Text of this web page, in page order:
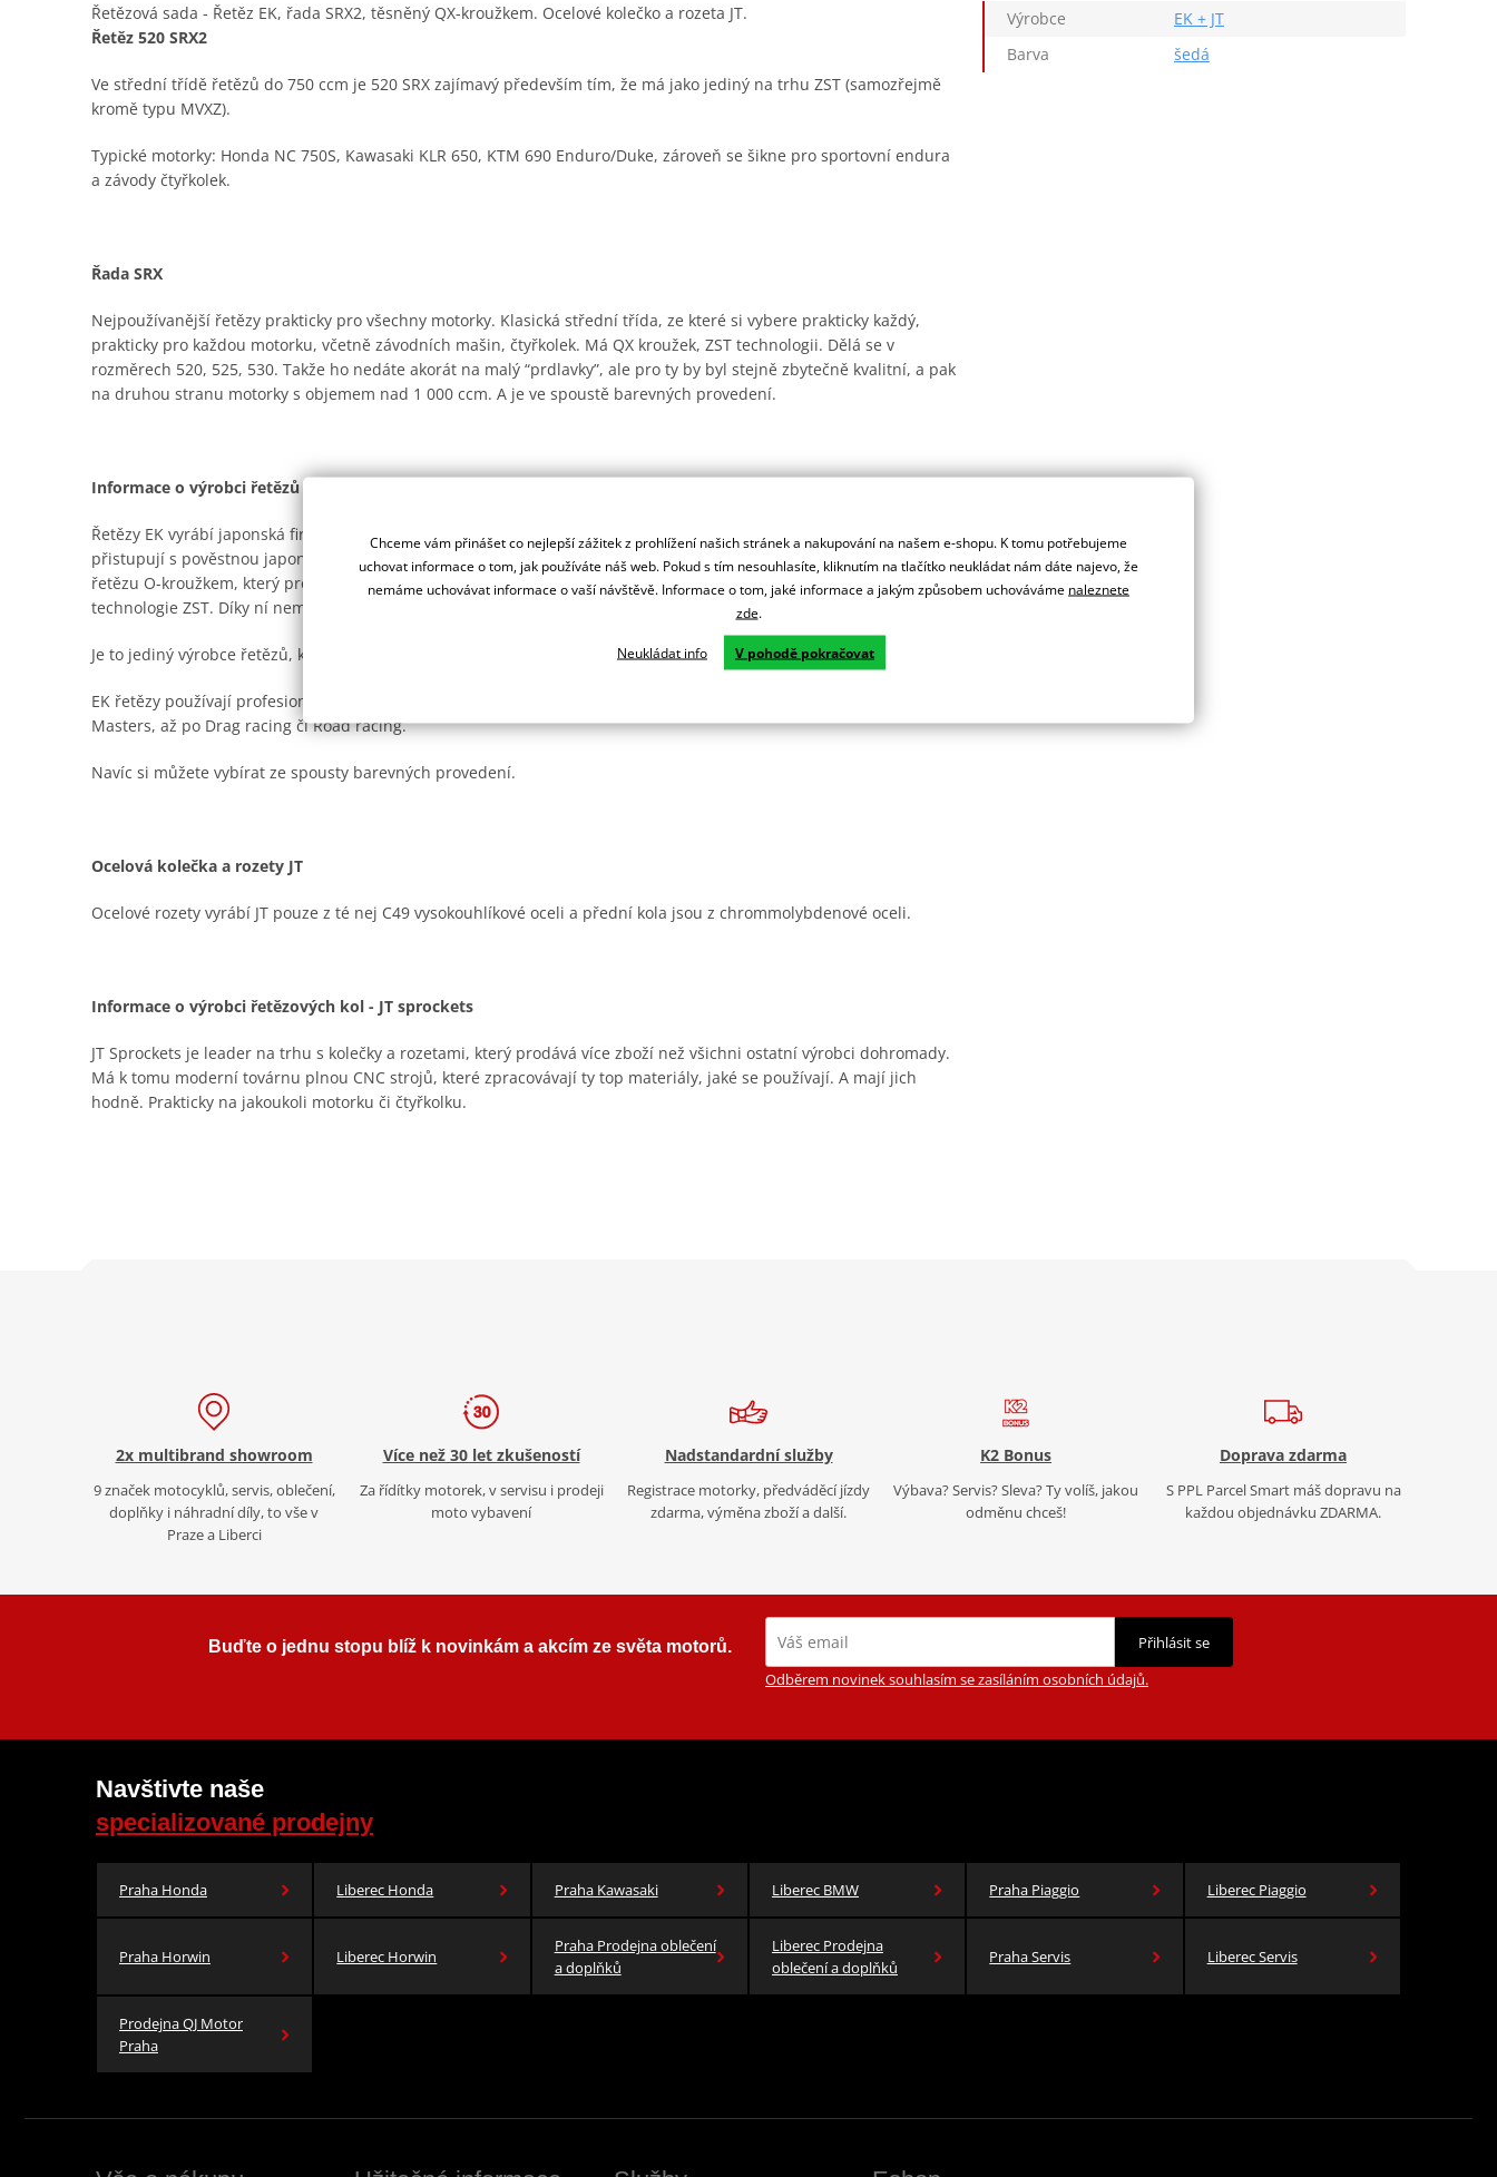
Řetězová sada - Řetěz EK, řada SRX2, těsněný QX-kroužkem. Ocelové kolečko a rozeta JT.
Řetěz 520 SRX2
Ve střední třídě řetězů do 750 ccm je 520 SRX zajímavý především tím, že má jako jediný na trhu ZST (samozřejmě
kromě typu MVXZ).
Typické motorky: Honda NC 750S, Kawasaki KLR 650, KTM 690 Enduro/Duke, zároveň se šikne pro sportovní endura
a závody čtyřkolek.
Řada SRX
Nejpoužívanější řetězy prakticky pro všechny motorky. Klasická střední třída, ze které si vybere prakticky každý,
prakticky pro každou motorku, včetně závodních mašin, čtyřkolek. Má QX kroužek, ZST technologii. Dělá se v
rozměrech 520, 525, 530. Takže ho nedáte akorát na malý “prdlavky”, ale pro ty by byl stejně zbytečně kvalitní, a pak
na druhou stranu motorky s objemem nad 1 000 ccm. A je ve spoustě barevných provedení.
Informace o výrobci řetězů - EK
Řetězy EK vyrábí japonská firma Enuma Chain již od druhé světové války. Ano, takhle dlouho. Ke všemu, co dělají,
přistupují s pověstnou japonskou precizností a zároveň nepřestávají inovovat. Přišli například jako první s těsněním
řetězu O-kroužkem, který prodlužuje životnost řetězu až o 50 % oproti netěsněnému řetězu. Poměrně novinkou je i
technologie ZST. Díky ní nemusíte opakovaně napínat řetěz během záběhu = cca prvního tisíce kilometrů.
Je to jediný výrobce řetězů, který vyhověl přísným nárokům stroje Kawasaki H2R.
EK řetězy používají profesionální závodní týmy na celém světě od MotoGP, MXGP, přes Rallye Dakar, AMA, ADAC MX
Masters, až po Drag racing či Road racing.
Navíc si můžete vybírat ze spousty barevných provedení.
Ocelová kolečka a rozety JT
Ocelové rozety vyrábí JT pouze z té nej C49 vysokouhlíkové oceli a přední kola jsou z chrommolybdenové oceli.
Informace o výrobci řetězových kol - JT sprockets
JT Sprockets je leader na trhu s kolečky a rozetami, který prodává více zboží než všichni ostatní výrobci dohromady.
Má k tomu moderní továrnu plnou CNC strojů, které zpracovávají ty top materiály, jaké se používají. A mají jich
hodně. Prakticky na jakoukoli motorku či čtyřkolku.
Výrobce
EK + JT
Barva
šedá
2x multibrand showroom
9 značek motocyklů, servis, oblečení,
doplňky i náhradní díly, to vše v
Praze a Liberci
Více než 30 let zkušeností
Za řídítky motorek, v servisu i prodeji
moto vybavení
Nadstandardní služby
Registrace motorky, předváděcí jízdy
zdarma, výměna zboží a další.
K2 Bonus
Výbava? Servis? Sleva? Ty volíš, jakou
odměnu chceš!
Doprava zdarma
S PPL Parcel Smart máš dopravu na
každou objednávku ZDARMA.
Buďte o jednu stopu blíž k novinkám a akcím ze světa motorů.
Přihlásit se
Odběrem novinek souhlasím se zasíláním osobních údajů.
Navštivte naše
specializované prodejny
Praha Honda Liberec Honda Praha Kawasaki Liberec BMW Praha Piaggio Liberec Piaggio
Praha Horwin Liberec Horwin
Praha Prodejna oblečení
a doplňků
Liberec Prodejna
oblečení a doplňků
Praha Servis Liberec Servis
Prodejna QJ Motor
Praha
Chceme vám přinášet co nejlepší zážitek z prohlížení našich stránek a nakupování na našem e-shopu. K tomu potřebujeme
uchovat informace o tom, jak používáte náš web. Pokud s tím nesouhlasíte, kliknutím na tlačítko neukládat nám dáte najevo, že
nemáme uchovávat informace o vaší návštěvě. Informace o tom, jaké informace a jakým způsobem uchováváme naleznete
zde.
Neukládat info V pohodě pokračovat